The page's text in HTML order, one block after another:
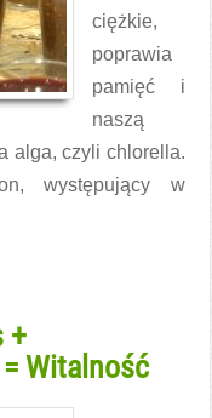
ciężkie,
poprawia
pamięć i
naszą
alga, czyli chlorella.
występujący w
+
Witalność